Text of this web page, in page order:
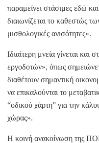
παραμείνει στάσιμες εδώ
διαιωνίζεται το καθεστώς
μισθολογικές ανισότητες».
Ιδιαίτερη μνεία γίνεται
εργοδοτών», όπως
διαθέτουν σημαντική
να επικαλούνται το
“οδικού χάρτη” για την
χώρας».
Η κοινή ανακοίνωση της